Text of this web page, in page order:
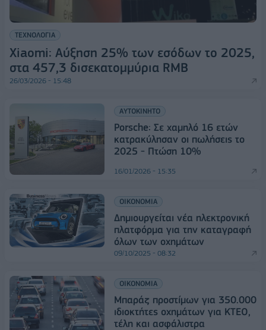
ΤΕΧΝΟΛΟΓΙΑ
Xiaomi: Αύξηση 25% των εσόδων το 2025,
στα 457,3 δισεκατομμύρια RMB
26/03/2026 - 15:48
ΑΥΤΟΚΙΝΗΤΟ
Porsche: Σε χαμηλό 16 ετών
κατρακύλησαν οι πωλήσεις το
2025 - Πτώση 10%
16/01/2026 - 15:35
ΟΙΚΟΝΟΜΙΑ
Δημιουργείται νέα ηλεκτρονική
πλατφόρμα για την καταγραφή
όλων των οχημάτων
09/10/2025 - 08:32
ΟΙΚΟΝΟΜΙΑ
Μπαράζ προστίμων για 350.000
ιδιοκτήτες οχημάτων για ΚΤΕΟ,
τέλη και ασφάλιστρα